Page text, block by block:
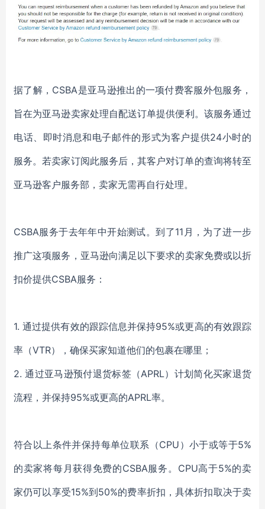
据了解， CSBA是亚马逊推出的一项付费客服外包服务，
旨在为亚马逊卖家处理自配送订单提供便利。 该服务通过
电话、即时消息和电子邮件的形式为客户提供24小时的
服务。若卖家订阅此服务后，其客户对订单的查询将转至
亚马逊客户服务部，卖家无需再自行处理。
CSBA服务于去年年中开始测试。到了11月，为了进一步
推广这项服务， 亚马逊向满足以下要求的卖家免费或以折
扣价提供CSBA服务 ：
1.通过提供有效的跟踪信息并保持95%或更高的有效跟踪
率（VTR），确保买家知道他们的包裹在哪里；
2.通过亚马逊预付退货标签（APRL）计划简化买家退货
流程，并保持95%或更高的APRL率。
符合以上条件并保持每单位联系（CPU）小于或等于5%
的卖家将每月获得免费的CSBA服务。CPU高于5%的卖
家仍可以享受15%到50%的费率折扣，具体折扣取决于卖